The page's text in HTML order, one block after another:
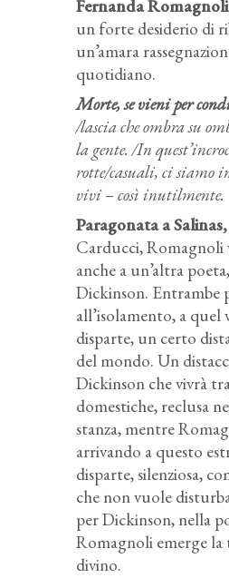
Fernanda
un forte desiderio di
un’amara
quotidiano.
Morte, se vieni per
/lascia che ombra su
la gente. /In
rotte/casuali, ci siamo
vivi – così inutilmente.
Paragonata a
Carducci, Romagnoli
anche a un’altra
Dickinson. Entrambe
all’isolamento, a quel
disparte, un certo
del mondo. Un
Dickinson che vivrà
domestiche, reclusa
stanza, mentre
arrivando a questo
disparte, silenziosa,
che non vuole
per Dickinson, nella
Romagnoli emerge la
divino.